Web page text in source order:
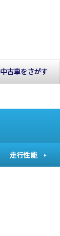
中古車をさがす
走行性能